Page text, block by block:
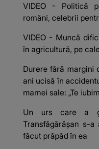
VIDEO - Politică
români, celebrii
VIDEO - Muncă
în agricultură, pe
Durere fără margini
ani ucisă în
mamei sale: „Te
Un urs care a
Transfăgărășan s-
făcut prăpăd în ea